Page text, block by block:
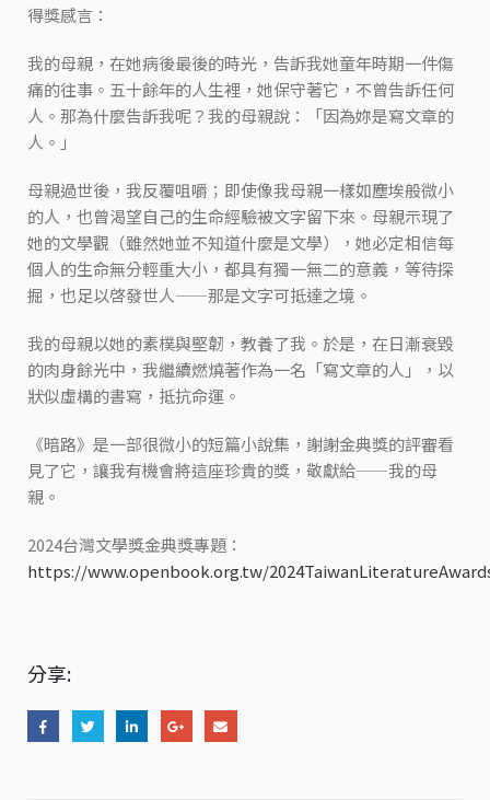
得獎感言：
我的母親，在她病後最後的時光，告訴我她童年時期一件傷
痛的往事。五十餘年的人生裡，她保守著它，不曾告訴任何
人。那為什麼告訴我呢？我的母親說：「因為妳是寫文章的
人。」
母親過世後，我反覆咀嚼；即使像我母親一樣如塵埃般微小
的人，也曾渴望自己的生命經驗被文字留下來。母親示現了
她的文學觀（雖然她並不知道什麼是文學），她必定相信每
個人的生命無分輕重大小，都具有獨一無二的意義，等待探
掘，也足以啓發世人——那是文字可抵達之境。
我的母親以她的素樸與堅韌，教養了我。於是，在日漸衰毀
的肉身餘光中，我繼續燃燒著作為一名「寫文章的人」，以
狀似虛構的書寫，抵抗命運。
《暗路》是一部很微小的短篇小說集，謝謝金典獎的評審看
見了它，讓我有機會將這座珍貴的獎，敬獻給——我的母
親。
2024台灣文學獎金典獎專題：
https://www.openbook.org.tw/
分享: